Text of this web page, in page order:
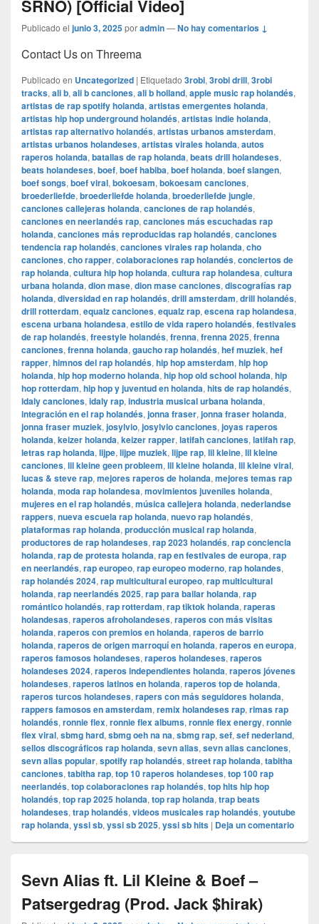
SRNO) [Official Video]
Publicado el junio 3, 2025poradmin—No hay comentarios ↓
Contact Us on Threema
Publicado en Uncategorized | Etiquetado 3robi, 3robi drill, 3robi
tracks, ali b, ali b canciones, ali b holland, apple music rap holandés,
artistas de rap spotify holanda, artistas emergentes holanda,
artistas hip hop underground holandés, artistas indie holanda,
artistas rap alternativo holandés, artistas urbanos amsterdam,
artistas urbanos holandeses, artistas virales holanda, autos
raperos holanda, batallas de rap holanda, beats drill holandeses,
beats holandeses, boef, boef habiba, boef holanda, boef slangen,
boef songs, boef viral, bokoesam, bokoesam canciones,
broederliefde, broederliefde holanda, broederliefde jungle,
canciones callejeras holanda, canciones de rap holandés,
canciones en neerlandés rap, canciones más escuchadas rap
holanda, canciones más reproducidas rap holandés, canciones
tendencia rap holandés, canciones virales rap holanda, cho
canciones, cho rapper, colaboraciones rap holandés, conciertos de
rap holanda, cultura hip hop holanda, cultura rap holandesa, cultura
urbana holanda, dion mase, dion mase canciones, discografías rap
holanda, diversidad en rap holandés, drill amsterdam, drill holandés,
drill rotterdam, equalz canciones, equalz rap, escena rap holandesa,
escena urbana holandesa, estilo de vida rapero holandés, festivales
de rap holandés, freestyle holandés, frenna, frenna 2025, frenna
canciones, frenna holanda, gaucho rap holandés, hef muziek, hef
rapper, himnos del rap holandés, hip hop amsterdam, hip hop
holanda, hip hop moderno holanda, hip hop old school holanda, hip
hop rotterdam, hip hop y juventud en holanda, hits de rap holandés,
idaly canciones, idaly rap, industria musical urbana holanda,
integración en el rap holandés, jonna fraser, jonna fraser holanda,
jonna fraser muziek, josylvio, josylvio canciones, joyas raperos
holanda, keizer holanda, keizer rapper, latifah canciones, latifah rap,
letras rap holanda, lijpe, lijpe muziek, lijpe rap, lil kleine, lil kleine
canciones, lil kleine geen probleem, lil kleine holanda, lil kleine viral,
lucas & steve rap, mejores raperos de holanda, mejores temas rap
holanda, moda rap holandesa, movimientos juveniles holanda,
mujeres en el rap holandés, música callejera holanda, nederlandse
rappers, nueva escuela rap holanda, nuevo rap holandés,
plataformas rap holanda, producción musical rap holanda,
productores de rap holandeses, rap 2023 holandés, rap conciencia
holanda, rap de protesta holanda, rap en festivales de europa, rap
en neerlandés, rap europeo, rap europeo moderno, rap holandes,
rap holandés 2024, rap multicultural europeo, rap multicultural
holanda, rap neerlandés 2025, rap para bailar holanda, rap
romántico holandés, rap rotterdam, rap tiktok holanda, raperas
holandesas, raperos afroholandeses, raperos con más visitas
holanda, raperos con premios en holanda, raperos de barrio
holanda, raperos de origen marroquí en holanda, raperos en europa,
raperos famosos holandeses, raperos holandeses, raperos
holandeses 2024, raperos independientes holanda, raperos jóvenes
holandeses, raperos latinos en holanda, raperos top de holanda,
raperos turcos holandeses, rapers con más seguidores holanda,
rappers famosos en amsterdam, remix holandeses rap, rimas rap
holandés, ronnie flex, ronnie flex albums, ronnie flex energy, ronnie
flex viral, sbmg hard, sbmg oeh na na, sbmg rap, sef, sef nederland,
sellos discográficos rap holanda, sevn alias, sevn alias canciones,
sevn alias popular, spotify rap holandés, street rap holanda, tabitha
canciones, tabitha rap, top 10 raperos holandeses, top 100 rap
neerlandés, top colaboraciones rap holandés, top hits hip hop
holandés, top rap 2025 holanda, top rap holanda, trap beats
holandeses, trap holandés, videos musicales rap holandés, youtube
rap holanda, yssi sb, yssi sb 2025, yssi sb hits | Deja un comentario
Sevn Alias ft. Lil Kleine & Boef –
Patsergedrag (Prod. Jack $hirak)